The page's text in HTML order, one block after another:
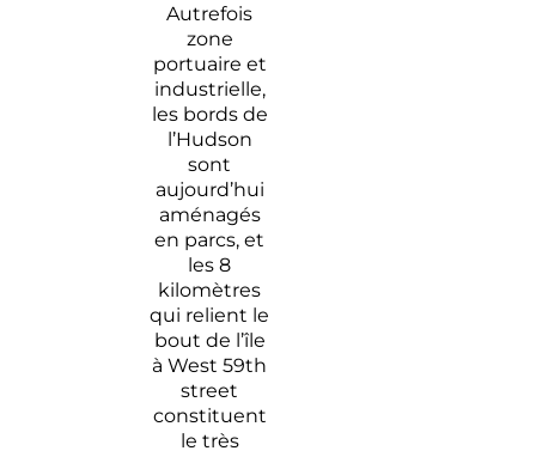
Autrefois
zone
portuaire et
industrielle,
les bords de
l’Hudson
sont
aujourd’hui
aménagés
en parcs, et
les 8
kilomètres
qui relient le
bout de l’île
à West 59th
street
constituent
le très